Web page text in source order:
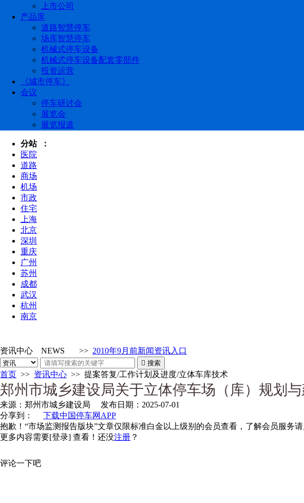
上市公司
产品库
道路智慧停车
场库智慧停车
机械式停车设备
机械式停车设备配套零部件
投资运营
《城市停车》
会议
停车研讨会
展览会
展览报道
分站 ：
医院
道路
商场
机场
市政
住宅
上海
北京
深圳
重庆
广州
苏州
成都
武汉
杭州
南京
资讯中心 NEWS >> 2010年9月前新闻资讯入口
 搜索
首页 >> 资讯中心 >> 提案答复/工作计划及进度/立体车库技术
郑州市城乡建设局关于立体停车场（库）规划
来源： 郑州市城乡建设局 发布日期： 2025-07-01
分享到：
下载中国停车网APP
抱歉！“市场监测报告版块”文章仅限标准白金以上级别的会员查看，了解会员服务
更多内容需要[登录] 查看！还没注册 ？
评论一下吧